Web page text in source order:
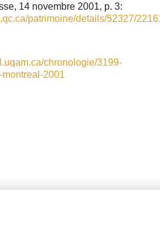
14 novembre 2001, p. 3:
patrimoine/details/52327/
chronologie/3199-
2001